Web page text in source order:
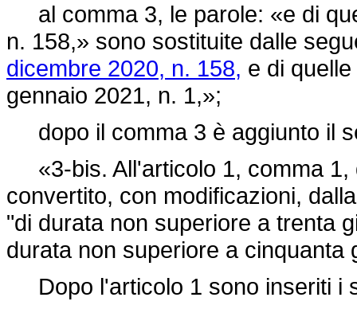
al comma 3, le parole: «e di
n. 158,» sono sostituite dalle
dicembre 2020, n. 158, e di
gennaio 2021, n. 1,»;
dopo il comma 3 è aggiunto il
«3-bis. All'articolo 1, comma
convertito, con modificazioni,
"di durata non superiore a trenta
durata non superiore a cinquanta
Dopo l'articolo 1 sono inseriti i